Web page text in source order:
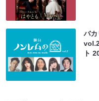
バカ
ト